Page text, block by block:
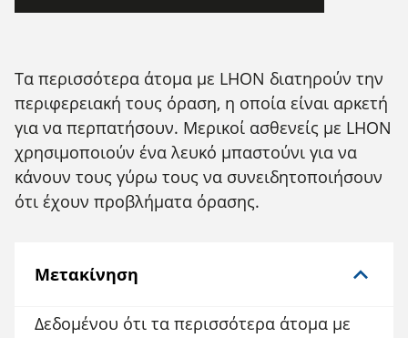
Τα περισσότερα άτομα με LHON διατηρούν την
περιφερειακή τους όραση, η οποία είναι αρκετή
για να περπατήσουν. Μερικοί ασθενείς με LHON
χρησιμοποιούν ένα λευκό μπαστούνι για να
κάνουν τους γύρω τους να συνειδητοποιήσουν
ότι έχουν προβλήματα όρασης.
Μετακίνηση
Δεδομένου ότι τα περισσότερα άτομα με